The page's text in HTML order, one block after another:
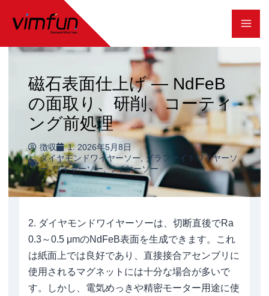
テ
キ
ッ
プ
磁石表面仕上げ — NdFeB
の面取り、研削、コーティ
ング前処理
徴収
1. 2026年5月8日
ダイヤモンドワイヤーソー,グラファイトワイヤーソ
ー,ワイヤーソー,ワイヤーソー
2. ダイヤモンドワイヤーソーは、切断直後でRa
0.3～0.5 μmのNdFeB表面を生成できます。これ
は紙面上では良好であり、直接接合アセンブリに
使用されるマグネットには十分な場合が多いで
す。しかし、電気めっきや精密モーター用途に使